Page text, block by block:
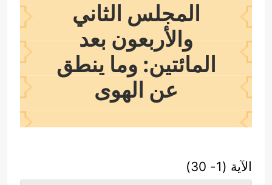
المجلس الثاني
والأربعون بعد
المائتين: وما ينطق
عن الهوى
الآية (1- 30)